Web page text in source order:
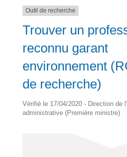
Outil de recherche
Trouver un
reconnu garant
environnement
de recherche)
Vérifié le 17/04/2020 - Direction de
administrative (Première ministre)